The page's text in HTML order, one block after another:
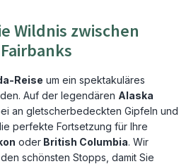
Wildnis zwischen
Reise um ein spektakuläres
Auf der legendären Alaska
an gletscherbedeckten Gipfeln und
perfekte Fortsetzung für Ihre
oder British Columbia. Wir
schönsten Stopps, damit Sie